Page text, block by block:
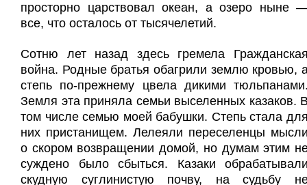
просторно царствовал океан, а озеро ныне
все, что осталось от тысячелетий.
Сотню лет назад здесь гремела
война. Родные братья обагрили землю кровью,
степь по-прежнему цвела дикими
Земля эта приняла семьи выселенных казаков.
том числе семью моей бабушки. Степь стала
них пристанищем. Лелеяли переселенцы
о скором возвращении домой, но думам этим
суждено было сбыться. Казаки
скудную суглинистую почву, на судьбу